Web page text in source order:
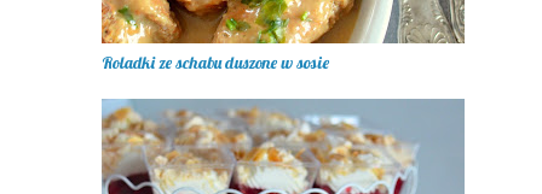
Roladki ze schabu duszone w sosie